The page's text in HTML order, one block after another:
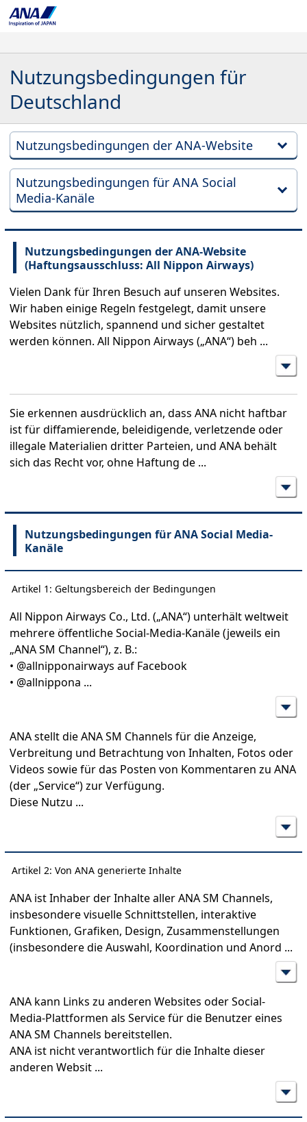
Nutzungsbedingungen für
Deutschland
Nutzungsbedingungen der ANA-Website
Nutzungsbedingungen für ANA Social
Media-Kanäle
Nutzungsbedingungen der ANA-Website
(Haftungsausschluss: All Nippon Airways)
Vielen Dank für Ihren Besuch auf unseren Websites.
Wir haben einige Regeln festgelegt, damit unsere
Websites nützlich, spannend und sicher gestaltet
werden können. All Nippon Airways („ANA“) beh ...
Sie erkennen ausdrücklich an, dass ANA nicht haftbar
ist für diffamierende, beleidigende, verletzende oder
illegale Materialien dritter Parteien, und ANA behält
sich das Recht vor, ohne Haftung de ...
Nutzungsbedingungen für ANA Social Media-
Kanäle
Artikel 1: Geltungsbereich der Bedingungen
All Nippon Airways Co., Ltd. („ANA“) unterhält weltweit
mehrere öffentliche Social-Media-Kanäle (jeweils ein
„ANA SM Channel“), z. B.:
• @allnipponairways auf Facebook
• @allnippona ...
ANA stellt die ANA SM Channels für die Anzeige,
Verbreitung und Betrachtung von Inhalten, Fotos oder
Videos sowie für das Posten von Kommentaren zu ANA
(der „Service“) zur Verfügung.
Diese Nutzu ...
Artikel 2: Von ANA generierte Inhalte
ANA ist Inhaber der Inhalte aller ANA SM Channels,
insbesondere visuelle Schnittstellen, interaktive
Funktionen, Grafiken, Design, Zusammenstellungen
(insbesondere die Auswahl, Koordination und Anord ...
ANA kann Links zu anderen Websites oder Social-
Media-Plattformen als Service für die Benutzer eines
ANA SM Channels bereitstellen.
ANA ist nicht verantwortlich für die Inhalte dieser
anderen Websit ...